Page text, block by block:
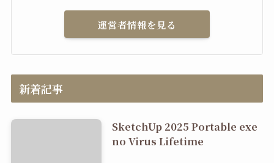
運営者情報を見る
新着記事
SketchUp 2025 Portable exe
no Virus Lifetime